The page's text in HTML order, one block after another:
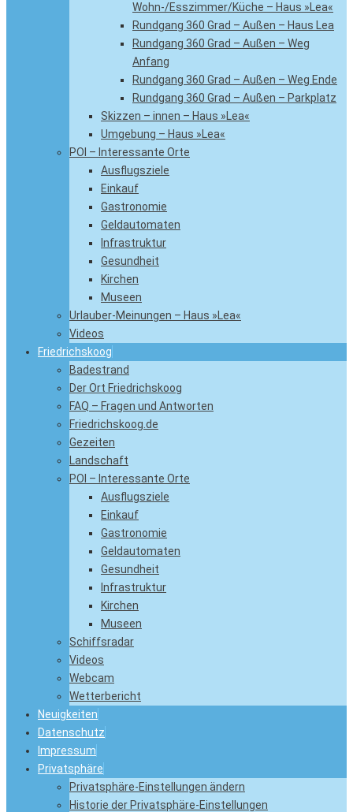
Wohn-/Esszimmer/Küche – Haus »Lea«
Rundgang 360 Grad – Außen – Haus Lea
Rundgang 360 Grad – Außen – Weg
Anfang
Rundgang 360 Grad – Außen – Weg Ende
Rundgang 360 Grad – Außen – Parkplatz
Skizzen – innen – Haus »Lea«
Umgebung – Haus »Lea«
POI – Interessante Orte
Ausflugsziele
Einkauf
Gastronomie
Geldautomaten
Infrastruktur
Gesundheit
Kirchen
Museen
Urlauber-Meinungen – Haus »Lea«
Videos
Friedrichskoog
Badestrand
Der Ort Friedrichskoog
FAQ – Fragen und Antworten
Friedrichskoog.de
Gezeiten
Landschaft
POI – Interessante Orte
Ausflugsziele
Einkauf
Gastronomie
Geldautomaten
Gesundheit
Infrastruktur
Kirchen
Museen
Schiffsradar
Videos
Webcam
Wetterbericht
Neuigkeiten
Datenschutz
Impressum
Privatsphäre
Privatsphäre-Einstellungen ändern
Historie der Privatsphäre-Einstellungen